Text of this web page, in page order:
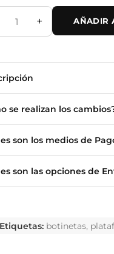
+ AÑADIR
se realizan los
son los medios de
son las opciones de
Etiquetas: botinetas,